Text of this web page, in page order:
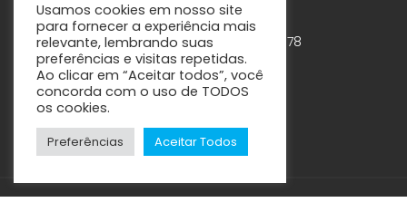
Rua Tabapuã, 888 – 7º andar – Cjs. 75-78
Itaim Bibi – São Paulo - SP
Usamos cookies em nosso site
para fornecer a experiência mais
relevante, lembrando suas
preferências e visitas repetidas.
Ao clicar em “Aceitar todos”, você
concorda com o uso de TODOS
os cookies.
Preferências Aceitar Todos